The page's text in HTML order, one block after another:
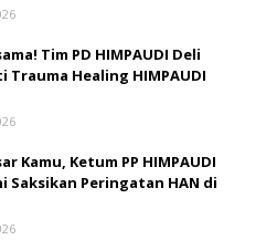
Tim PD HIMPAUDI Deli
Trauma Healing HIMPAUDI
Kamu, Ketum PP HIMPAUDI
Saksikan Peringatan HAN di